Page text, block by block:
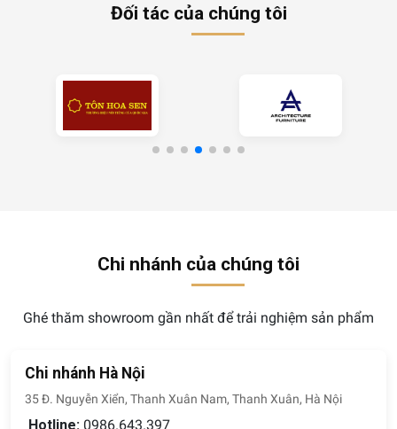
Đối tác của chúng tôi
Chi nhánh của chúng tôi
Ghé thăm showroom gần nhất để trải nghiệm sản phẩm
Chi nhánh Hà Nội
35 Đ. Nguyễn Xiển, Thanh Xuân Nam, Thanh Xuân, Hà Nội
Hotline: 0986.643.397